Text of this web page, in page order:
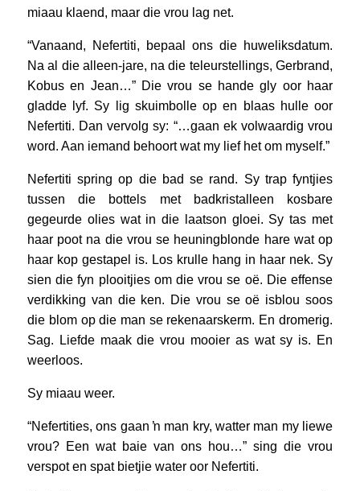
miaau klaend, maar die vrou lag net.
“Vanaand, Nefertiti, bepaal ons die huweliksdatum.
Na al die alleen-jare, na die teleurstellings, Gerbrand,
Kobus en Jean…” Die vrou se hande gly oor haar
gladde lyf. Sy lig skuimbolle op en blaas hulle oor
Nefertiti. Dan vervolg sy: “…gaan ek volwaardig vrou
word. Aan iemand behoort wat my lief het om myself.”
Nefertiti spring op die bad se rand. Sy trap fyntjies
tussen die bottels met badkristalleen kosbare
gegeurde olies wat in die laatson gloei. Sy tas met
haar poot na die vrou se heuningblonde hare wat op
haar kop gestapel is. Los krulle hang in haar nek. Sy
sien die fyn plooitjies om die vrou se oë. Die effense
verdikking van die ken. Die vrou se oë isblou soos
die blom op die man se rekenaarskerm. En dromerig.
Sag. Liefde maak die vrou mooier as wat sy is. En
weerloos.
Sy miaau weer.
“Nefertities, ons gaan ŉ man kry, watter man my liewe
vrou? Een wat baie van ons hou…” sing die vrou
verspot en spat bietjie water oor Nefertiti.